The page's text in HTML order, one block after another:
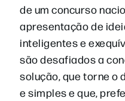
de um concurso
apresentação de
inteligentes e
são desafiados a
solução, que torne o
e simples e que,